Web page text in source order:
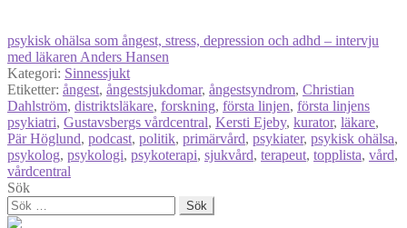
psykisk ohälsa som ångest, stress, depression och adhd – intervju
med läkaren Anders Hansen
Kategori: Sinnessjukt
Etiketter: ångest, ångestsjukdomar, ångestsyndrom, Christian
Dahlström, distriktsläkare, forskning, första linjen, första linjens
psykiatri, Gustavsbergs vårdcentral, Kersti Ejeby, kurator, läkare,
Pär Höglund, podcast, politik, primärvård, psykiater, psykisk ohälsa,
psykolog, psykologi, psykoterapi, sjukvård, terapeut, topplista, vård,
vårdcentral
Sök
Sök
efter: